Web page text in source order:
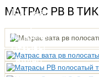
МАТРАС РВ В
Полезная
Магазины
Отзывы
Видео